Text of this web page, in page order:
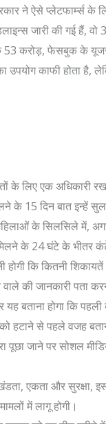
ने ऐसे प्लेटफार्म्स
जारी की गई हैं, वो
53 करोड़, फेसबुक के
काफी होता है,
के लिए एक अधिकारी
के 15 दिन बात इन्हें
के सिलसिले में,
के 24 घंटे के भीतर
होगी कि कितनी
की जानकारी पता
बताना होगा कि
हटाने से पहले वजह
पूछा जाने पर सोशल
एकता और सुरक्षा,
में लागू होगी।
के अनुसार "एक
होती, यह तो एक
इस पर आगे बढ़ते हुए Lt
है कि "Rank is